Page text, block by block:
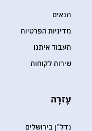
תנאים
מדיניות הפרטיות
תעבוד איתנו
שירות לקוחות
עֶזרָה
נדל”ן בירושלים